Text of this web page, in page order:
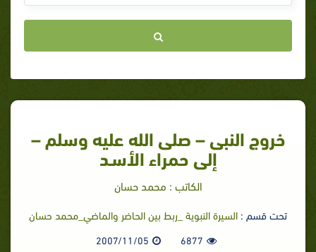
خروج النبى – صلى الله عليه وسلم –
إلى حمراء الأسـد
الكاتب : محمد حسان
تحت قسم : السيرة النبوية _ربط بين الحاضر والماضي_محمد حسان
6877
2007/11/05